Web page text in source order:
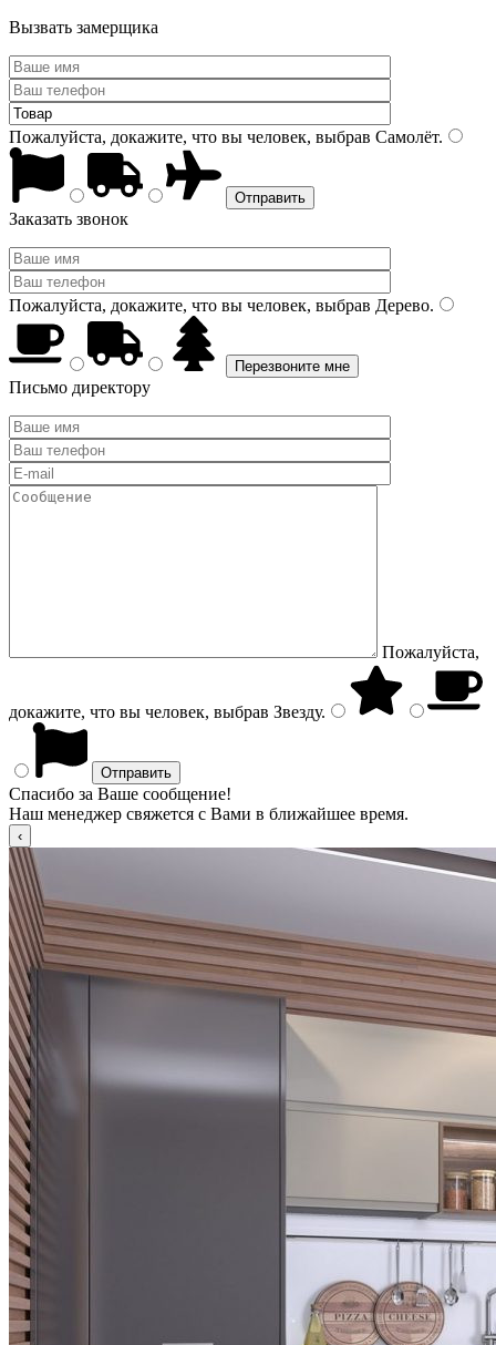
Вызвать замерщика
Пожалуйста, докажите, что вы человек, выбрав Самолёт.
Заказать звонок
Пожалуйста, докажите, что вы человек, выбрав Дерево.
Письмо директору
Пожалуйста,
докажите, что вы человек, выбрав Звезду.
Спасибо за Ваше сообщение!
Наш менеджер свяжется с Вами в ближайшее время.